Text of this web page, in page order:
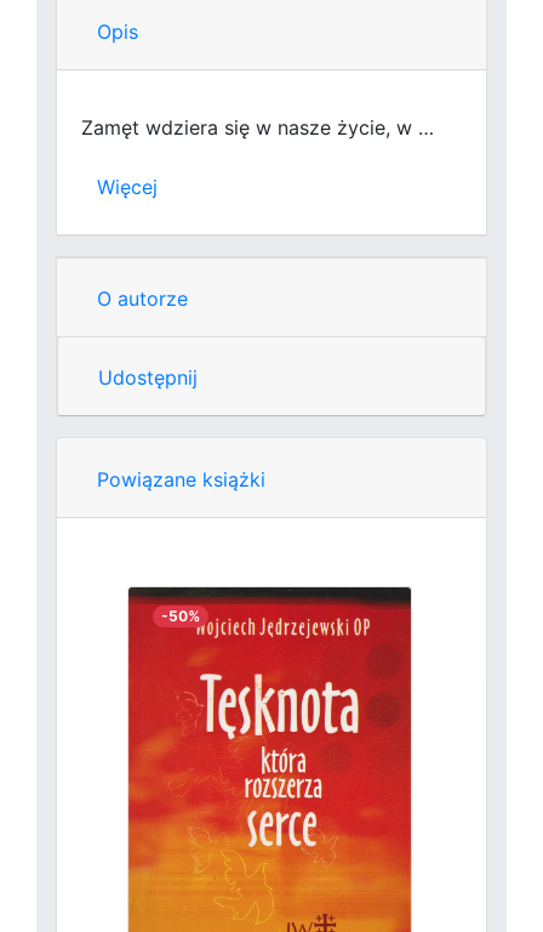
Opis
Zamęt wdziera się w nasze życie, w …
Więcej
O autorze
Udostępnij
Powiązane książki
-50%